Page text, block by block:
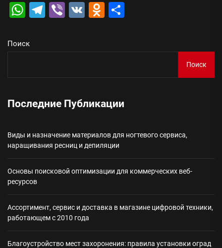
WhatsApp
Telegram
Viber
VK Odnoklassniki
Поиск
Поиск
Последние Публикации
Виды и назначение материалов для ногтевого сервиса,
наращивания ресниц и депиляции
Основы поисковой оптимизации для коммерческих веб-
ресурсов
Ассортимент, сервис и доставка в магазине цифровой техники,
работающем с 2010 года
Благоустройство мест захоронения: правила установки оград